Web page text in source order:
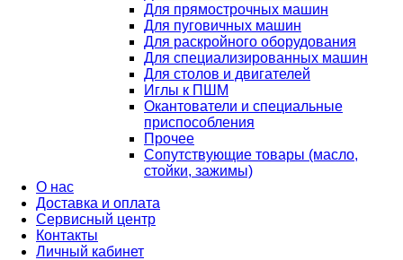
Для прямострочных машин
Для пуговичных машин
Для раскройного оборудования
Для специализированных машин
Для столов и двигателей
Иглы к ПШМ
Окантователи и специальные
приспособления
Прочее
Сопутствующие товары (масло,
стойки, зажимы)
О нас
Доставка и оплата
Сервисный центр
Контакты
Личный кабинет